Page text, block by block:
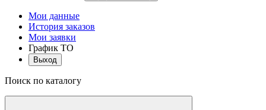
Мои данные
История заказов
Мои заявки
График ТО
Выход
Поиск по каталогу